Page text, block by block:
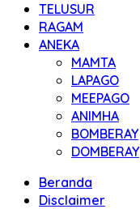
TELUSUR
RAGAM
ANEKA
MAMTA
LAPAGO
MEEPAGO
ANIMHA
BOMBERAY
DOMBERAY
Beranda
Disclaimer